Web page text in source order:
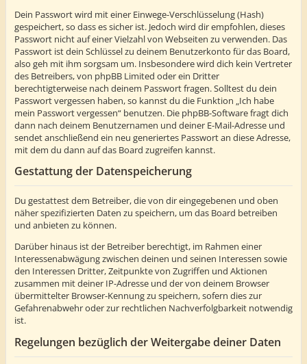
Dein Passwort wird mit einer Einwege-Verschlüsselung (Hash)
gespeichert, so dass es sicher ist. Jedoch wird dir empfohlen, dieses
Passwort nicht auf einer Vielzahl von Webseiten zu verwenden. Das
Passwort ist dein Schlüssel zu deinem Benutzerkonto für das Board,
also geh mit ihm sorgsam um. Insbesondere wird dich kein Vertreter
des Betreibers, von phpBB Limited oder ein Dritter
berechtigterweise nach deinem Passwort fragen. Solltest du dein
Passwort vergessen haben, so kannst du die Funktion „Ich habe
mein Passwort vergessen“ benutzen. Die phpBB-Software fragt dich
dann nach deinem Benutzernamen und deiner E-Mail-Adresse und
sendet anschließend ein neu generiertes Passwort an diese Adresse,
mit dem du dann auf das Board zugreifen kannst.
Gestattung der Datenspeicherung
Du gestattest dem Betreiber, die von dir eingegebenen und oben
näher spezifizierten Daten zu speichern, um das Board betreiben
und anbieten zu können.
Darüber hinaus ist der Betreiber berechtigt, im Rahmen einer
Interessenabwägung zwischen deinen und seinen Interessen sowie
den Interessen Dritter, Zeitpunkte von Zugriffen und Aktionen
zusammen mit deiner IP-Adresse und der von deinem Browser
übermittelter Browser-Kennung zu speichern, sofern dies zur
Gefahrenabwehr oder zur rechtlichen Nachverfolgbarkeit notwendig
ist.
Regelungen bezüglich der Weitergabe deiner Daten